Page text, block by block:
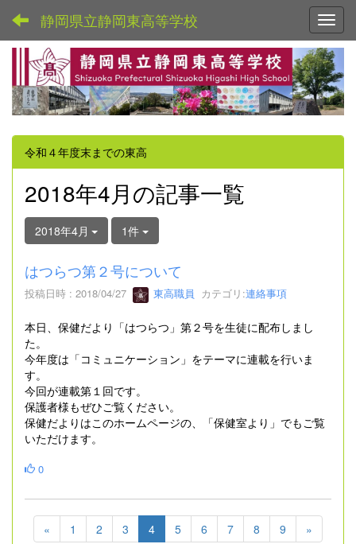
静岡県立静岡東高等学校
令和４年度末までの東高
2018年4月の記事一覧
2018年4月 1件
はつらつ第２号について
投稿日時 : 2018/04/27 東高職員 カテゴリ:連絡事項
本日、保健だより「はつらつ」第２号を生徒に配布しまし
た。
今年度は「コミュニケーション」をテーマに連載を行いま
す。
今回が連載第１回です。
保護者様もぜひご覧ください。
保健だよりはこのホームページの、「保健室より」でもご覧
いただけます。
0
« 1 2 3 4 5 6 7 8 9 »